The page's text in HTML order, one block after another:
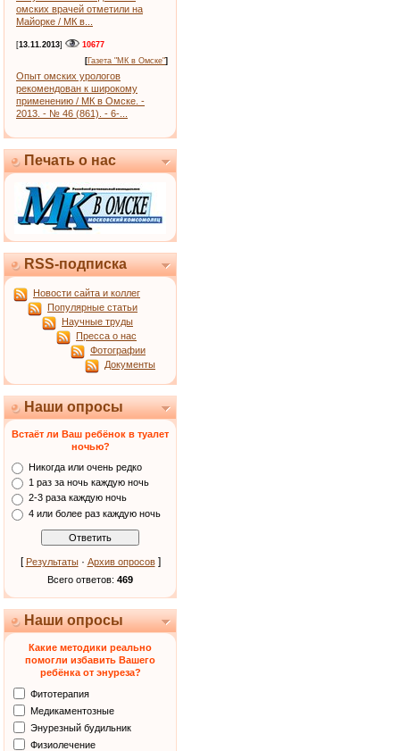
омских врачей отметили на
Майорке / МК в...
[13.11.2013]
10677
[Газета "МК в Омске"]
Опыт омских урологов
рекомендован к широкому
применению / МК в Омске. -
2013. - № 46 (861). - 6-...
Печать о нас
RSS-подписка
Новости сайта и коллег
Популярные статьи
Научные труды
Пресса о нас
Фотографии
Документы
Наши опросы
Встаёт ли Ваш ребёнок в туалет
ночью?
Никогда или очень редко
1 раз за ночь каждую ночь
2-3 раза каждую ночь
4 или более раз каждую ночь
[ Результаты· Архив опросов]
Всего ответов: 469
Наши опросы
Какие методики реально
помогли избавить Вашего
ребёнка от энуреза?
Фитотерапия
Медикаментозные
Энурезный будильник
Физиолечение